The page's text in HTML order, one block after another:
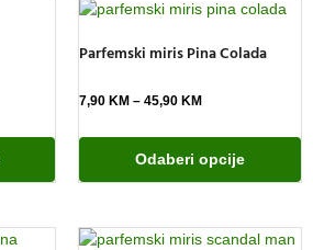
Parfemski miris Pina Colada
7,90 KM – 45,90 KM
Odaberi opcije